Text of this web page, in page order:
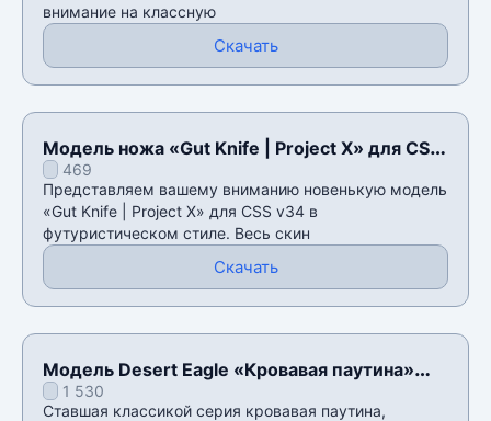
внимание на классную
Скачать
Модель ножа «Gut Knife | Project X» для CSS
v34469
Представляем вашему вниманию новенькую модель
«Gut Knife | Project X» для CSS v34 в
футуристическом стиле. Весь скин
Скачать
Модель Desert Eagle «Кровавая паутина»
для CSS v34
1 530
Ставшая классикой серия кровавая паутина,